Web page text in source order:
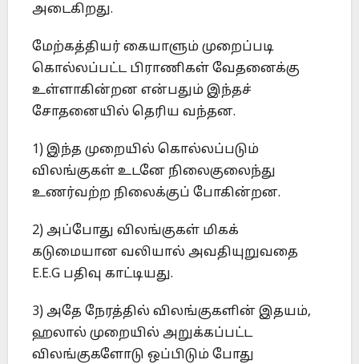
அடைகிறது.
மேற்கத்தியர் கையாளும் முறைப்படி
கொல்லப்பட்ட பிராணிகள் வேதனைக்கு
உள்ளாகின்றன என்பதும் இந்தச்
சோதனையில் தெரிய வந்தன.
1) இந்த முறையில் கொல்லப்படும்
விலங்குகள் உடனே நிலைகுலைந்து
உணர்வற்ற நிலைக்குப் போகின்றன.
2) அப்போது விலங்குகள் மிகக்
கடுமையான வலியால் அவதியுறுவதை
E.E.G பதிவு காட்டியது.
3) அதே நேரத்தில் விலங்குகளின் இதயம்,
ஹலால் முறையில் அறுக்கப்பட்ட
விலங்குகளோடு ஒப்பிடும் போது